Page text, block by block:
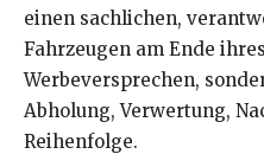
einen sachlichen,
Fahrzeugen am Ende
Werbeversprechen,
Abholung, Verwertung,
Reihenfolge.